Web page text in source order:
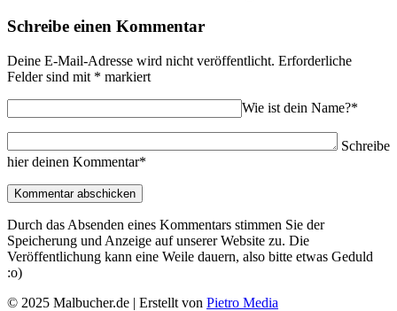
Schreibe einen Kommentar
Deine E-Mail-Adresse wird nicht veröffentlicht. Erforderliche
Felder sind mit * markiert
Wie ist dein Name?*
Schreibe
hier deinen Kommentar*
Durch das Absenden eines Kommentars stimmen Sie der
Speicherung und Anzeige auf unserer Website zu. Die
Veröffentlichung kann eine Weile dauern, also bitte etwas Geduld
:o)
© 2025 Malbucher.de | Erstellt von Pietro Media